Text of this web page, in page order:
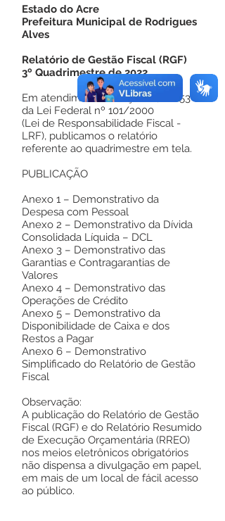
Estado do Acre
Prefeitura Municipal de Rodrigues
Alves
Relatório de Gestão Fiscal (RGF)
3º Quadrimestre de 2022
Em atendimento a Seção IV, art. 53
da Lei Federal nº 101/2000
(Lei de Responsabilidade Fiscal -
LRF), publicamos o relatório
referente ao quadrimestre em tela.
PUBLICAÇÃO
Anexo 1 – Demonstrativo da
Despesa com Pessoal
Anexo 2 – Demonstrativo da Dívida
Consolidada Líquida – DCL
Anexo 3 – Demonstrativo das
Garantias e Contragarantias de
Valores
Anexo 4 – Demonstrativo das
Operações de Crédito
Anexo 5 – Demonstrativo da
Disponibilidade de Caixa e dos
Restos a Pagar
Anexo 6 – Demonstrativo
Simplificado do Relatório de Gestão
Fiscal
Observação:
A publicação do Relatório de Gestão
Fiscal (RGF) e do Relatório Resumido
de Execução Orçamentária (RREO)
nos meios eletrônicos obrigatórios
não dispensa a divulgação em papel,
em mais de um local de fácil acesso
ao público.